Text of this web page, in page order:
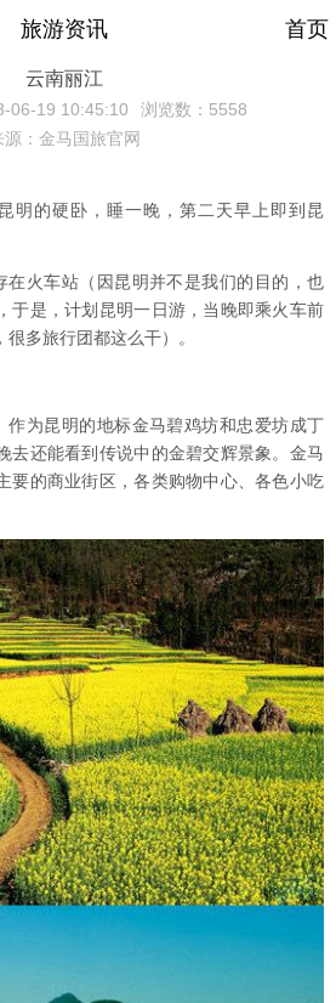
旅游资讯 首页
云南丽江
06-19 10:45:10
浏览数：5558
源：金马国旅官网
明的硬卧，睡一晚，第二天早上即到昆
在火车站（因昆明并不是我们的目的，也
于是，计划昆明一日游，当晚即乘火车前
多旅行团都这么干）。
作为昆明的地标金马碧鸡坊和忠爱坊成丁
去还能看到传说中的金碧交辉景象。金马
要的商业街区，各类购物中心、各色小吃